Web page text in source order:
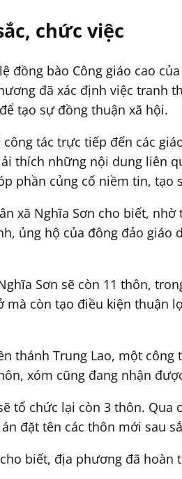
chức việc
đồng bào Công giáo cao
đã xác định việc tranh
tạo sự đồng thuận xã hội.
tác trực tiếp đến các
thích những nội dung liên
phần củng cố niềm tin,
xã Nghĩa Sơn cho biết,
ủng hộ của đông đảo giáo
Sơn sẽ còn 11 thôn,
còn tạo điều kiện thuận
thánh Trung Lao, một
xóm cũng đang nhận
tổ chức lại còn 3 thôn. Qua
đặt tên các thôn mới sau
biết, địa phương đã